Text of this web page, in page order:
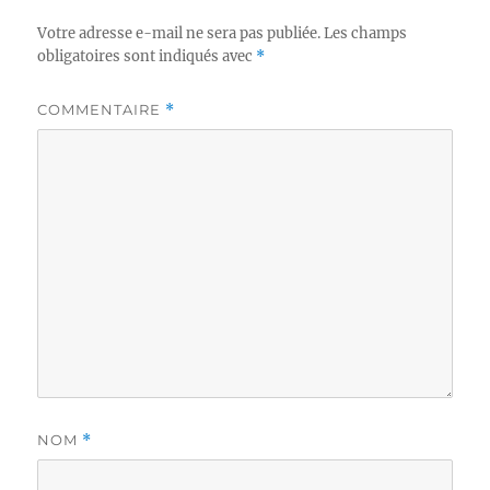
Votre adresse e-mail ne sera pas publiée. Les champs
obligatoires sont indiqués avec *
COMMENTAIRE *
NOM *